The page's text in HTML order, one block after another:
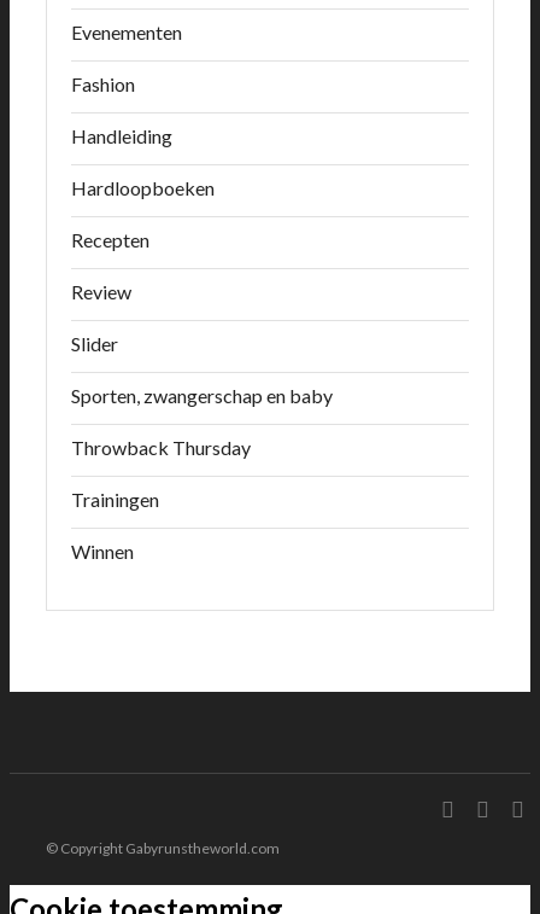
Evenementen
Fashion
Handleiding
Hardloopboeken
Recepten
Review
Slider
Sporten, zwangerschap en baby
Throwback Thursday
Trainingen
Winnen
© Copyright Gabyrunstheworld.com